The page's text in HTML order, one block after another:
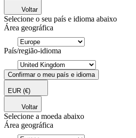
Voltar
Selecione o seu país e idioma abaixo
Área geográfica
País/região-idioma
Confirmar o meu país e idioma
EUR (€)
Voltar
Selecione a moeda abaixo
Área geográfica